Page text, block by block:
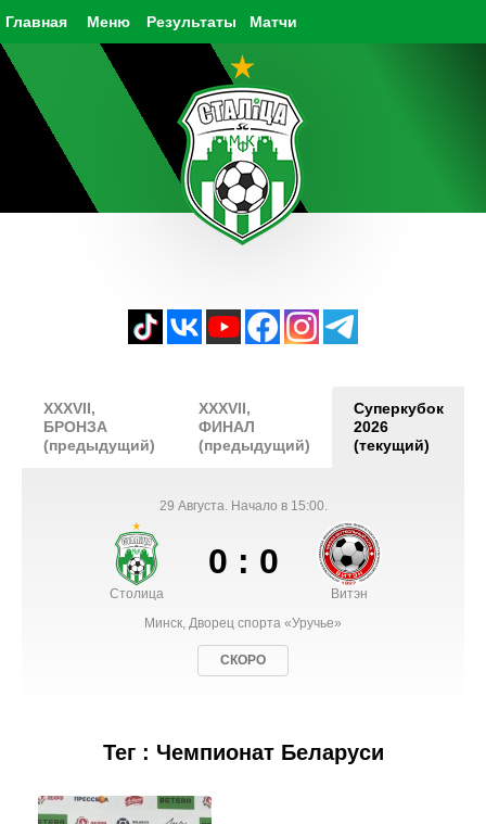
Главная Результаты Матчи
Меню
XXXVII,
БРОНЗА
(предыдущий)
XXXVII,
ФИНАЛ
(предыдущий)
Суперкубок
2026
(текущий)
29 Августа. Начало в 15:00.
Столица
0 : 0
Витэн
Минск, Дворец спорта «Уручье»
СКОРО
Тег : Чемпионат Беларуси